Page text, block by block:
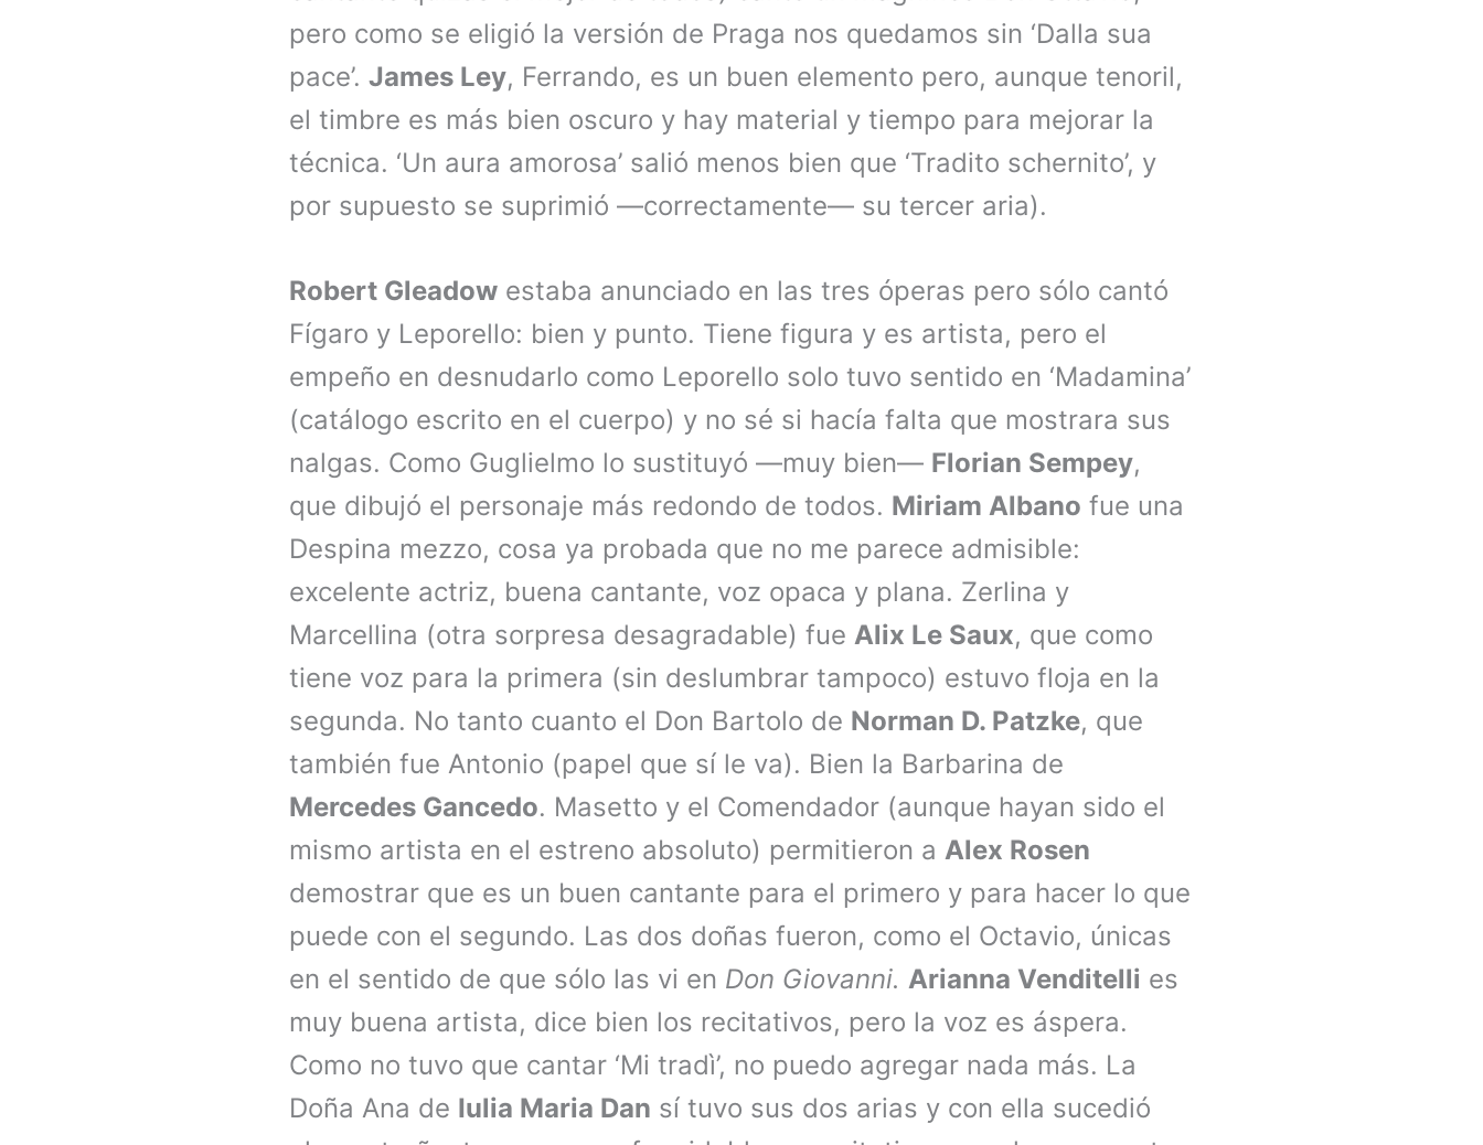
pero como se eligió la versión de Praga nos quedamos sin ‘Dalla sua
pace’. James Ley, Ferrando, es un buen elemento pero, aunque tenoril,
el timbre es más bien oscuro y hay material y tiempo para mejorar la
técnica. ‘Un aura amorosa’ salió menos bien que ‘Tradito schernito’, y
por supuesto se suprimió —correctamente— su tercer aria).
Robert Gleadow estaba anunciado en las tres óperas pero sólo cantó
Fígaro y Leporello: bien y punto. Tiene figura y es artista, pero el
empeño en desnudarlo como Leporello solo tuvo sentido en ‘Madamina’
(catálogo escrito en el cuerpo) y no sé si hacía falta que mostrara sus
nalgas. Como Guglielmo lo sustituyó —muy bien— Florian Sempey,
que dibujó el personaje más redondo de todos. Miriam Albano fue una
Despina mezzo, cosa ya probada que no me parece admisible:
excelente actriz, buena cantante, voz opaca y plana. Zerlina y
Marcellina (otra sorpresa desagradable) fue Alix Le Saux, que como
tiene voz para la primera (sin deslumbrar tampoco) estuvo floja en la
segunda. No tanto cuanto el Don Bartolo de Norman D. Patzke, que
también fue Antonio (papel que sí le va). Bien la Barbarina de
Mercedes Gancedo. Masetto y el Comendador (aunque hayan sido el
mismo artista en el estreno absoluto) permitieron a Alex Rosen
demostrar que es un buen cantante para el primero y para hacer lo que
puede con el segundo. Las dos doñas fueron, como el Octavio, únicas
en el sentido de que sólo las vi en Don Giovanni. Arianna Venditelli es
muy buena artista, dice bien los recitativos, pero la voz es áspera.
Como no tuvo que cantar ‘Mi tradì’, no puedo agregar nada más. La
Doña Ana de Iulia Maria Dan sí tuvo sus dos arias y con ella sucedió